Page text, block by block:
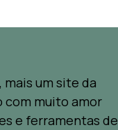
um site da
com muito amor
e ferramentas de